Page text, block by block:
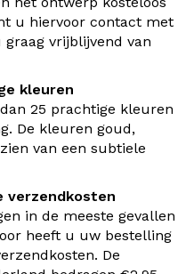
u hiervoor contact met
vrijblijvend van
kleuren
25 prachtige kleuren
De kleuren goud,
van een subtiele
verzendkosten
in de meeste gevallen
heeft u uw bestelling
De